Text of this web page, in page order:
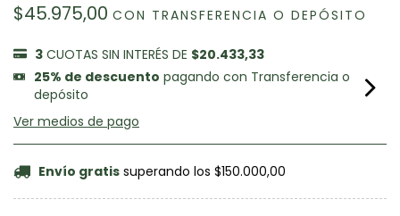
$45.975,00 CON TRANSFERENCIA O DEPÓSITO
3 CUOTAS SIN INTERÉS DE $20.433,33
25% de descuento pagando con Transferencia o
depósito
Ver medios de pago
Envío gratis superando los $150.000,00